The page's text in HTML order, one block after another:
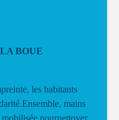
BOUE
les habitants
mains
pournettoyer